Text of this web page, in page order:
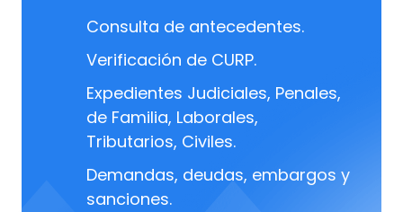
Consulta de antecedentes.
Verificación de CURP.
Expedientes Judiciales, Penales,
de Familia, Laborales,
Tributarios, Civiles.
Demandas, deudas, embargos y
sanciones.